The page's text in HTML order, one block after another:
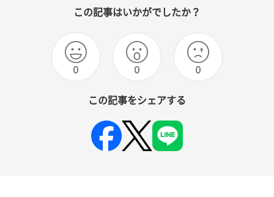
この記事はいかがでしたか？
0 0 0
この記事をシェアする